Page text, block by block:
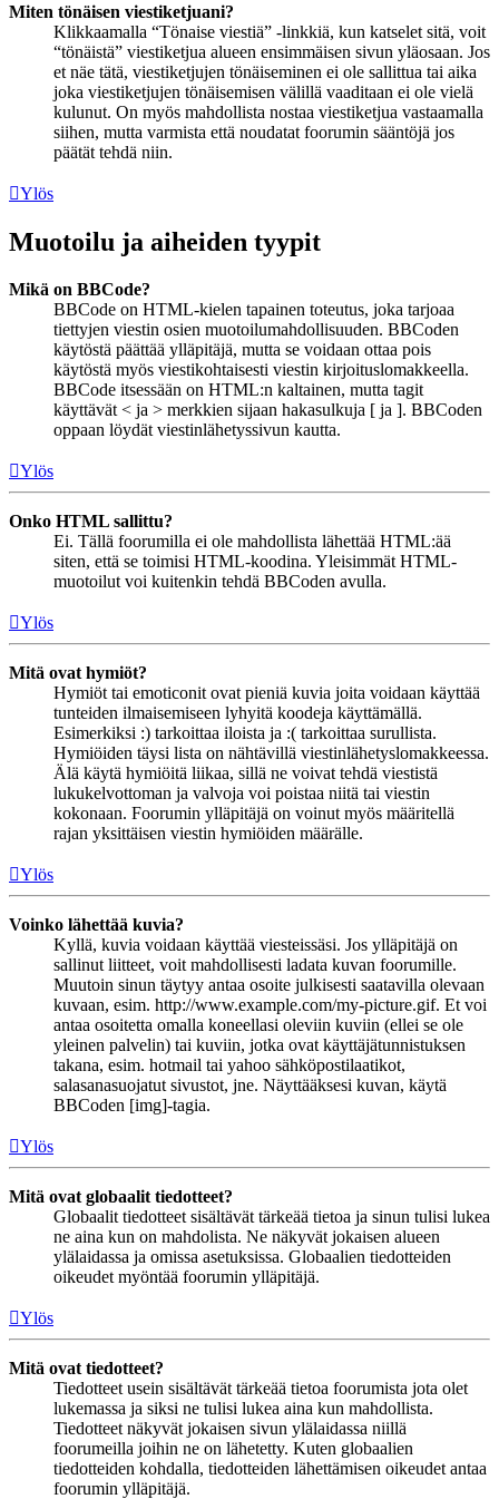
Miten tönäisen viestiketjuani?
Klikkaamalla “Tönaise viestiä” -linkkiä, kun katselet sitä, voit
“tönäistä” viestiketjua alueen ensimmäisen sivun yläosaan. Jos
et näe tätä, viestiketjujen tönäiseminen ei ole sallittua tai aika
joka viestiketjujen tönäisemisen välillä vaaditaan ei ole vielä
kulunut. On myös mahdollista nostaa viestiketjua vastaamalla
siihen, mutta varmista että noudatat foorumin sääntöjä jos
päätät tehdä niin.
Ylös
Muotoilu ja aiheiden tyypit
Mikä on BBCode?
BBCode on HTML-kielen tapainen toteutus, joka tarjoaa
tiettyjen viestin osien muotoilumahdollisuuden. BBCoden
käytöstä päättää ylläpitäjä, mutta se voidaan ottaa pois
käytöstä myös viestikohtaisesti viestin kirjoituslomakkeella.
BBCode itsessään on HTML:n kaltainen, mutta tagit
käyttävät < ja > merkkien sijaan hakasulkuja [ ja ]. BBCoden
oppaan löydät viestinlähetyssivun kautta.
Ylös
Onko HTML sallittu?
Ei. Tällä foorumilla ei ole mahdollista lähettää HTML:ää
siten, että se toimisi HTML-koodina. Yleisimmät HTML-
muotoilut voi kuitenkin tehdä BBCoden avulla.
Ylös
Mitä ovat hymiöt?
Hymiöt tai emoticonit ovat pieniä kuvia joita voidaan käyttää
tunteiden ilmaisemiseen lyhyitä koodeja käyttämällä.
Esimerkiksi :) tarkoittaa iloista ja :( tarkoittaa surullista.
Hymiöiden täysi lista on nähtävillä viestinlähetyslomakkeessa.
Älä käytä hymiöitä liikaa, sillä ne voivat tehdä viestistä
lukukelvottoman ja valvoja voi poistaa niitä tai viestin
kokonaan. Foorumin ylläpitäjä on voinut myös määritellä
rajan yksittäisen viestin hymiöiden määrälle.
Ylös
Voinko lähettää kuvia?
Kyllä, kuvia voidaan käyttää viesteissäsi. Jos ylläpitäjä on
sallinut liitteet, voit mahdollisesti ladata kuvan foorumille.
Muutoin sinun täytyy antaa osoite julkisesti saatavilla olevaan
kuvaan, esim. http://www.example.com/my-picture.gif. Et voi
antaa osoitetta omalla koneellasi oleviin kuviin (ellei se ole
yleinen palvelin) tai kuviin, jotka ovat käyttäjätunnistuksen
takana, esim. hotmail tai yahoo sähköpostilaatikot,
salasanasuojatut sivustot, jne. Näyttääksesi kuvan, käytä
BBCoden [img]-tagia.
Ylös
Mitä ovat globaalit tiedotteet?
Globaalit tiedotteet sisältävät tärkeää tietoa ja sinun tulisi lukea
ne aina kun on mahdolista. Ne näkyvät jokaisen alueen
ylälaidassa ja omissa asetuksissa. Globaalien tiedotteiden
oikeudet myöntää foorumin ylläpitäjä.
Ylös
Mitä ovat tiedotteet?
Tiedotteet usein sisältävät tärkeää tietoa foorumista jota olet
lukemassa ja siksi ne tulisi lukea aina kun mahdollista.
Tiedotteet näkyvät jokaisen sivun ylälaidassa niillä
foorumeilla joihin ne on lähetetty. Kuten globaalien
tiedotteiden kohdalla, tiedotteiden lähettämisen oikeudet antaa
foorumin ylläpitäjä.